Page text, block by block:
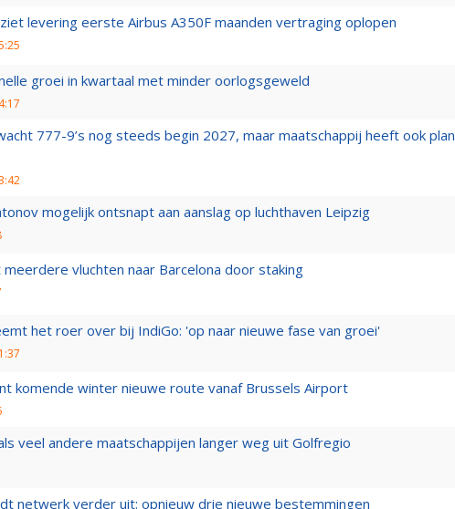
levering eerste Airbus A350F maanden vertraging oplopen
groei in kwartaal met minder oorlogsgeweld
777-9’s nog steeds begin 2027, maar maatschappij heeft ook plan
mogelijk ontsnapt aan aanslag op luchthaven Leipzig
meerdere vluchten naar Barcelona door staking
het roer over bij IndiGo: 'op naar nieuwe fase van groei'
komende winter nieuwe route vanaf Brussels Airport
veel andere maatschappijen langer weg uit Golfregio
netwerk verder uit: opnieuw drie nieuwe bestemmingen